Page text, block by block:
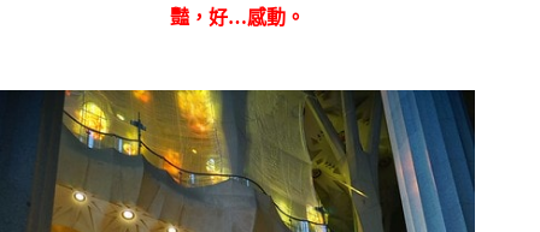
豔，好…感動。